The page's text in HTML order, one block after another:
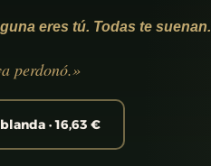
eres tú. Todas te suenan.
perdonó.»
· 16,63 €